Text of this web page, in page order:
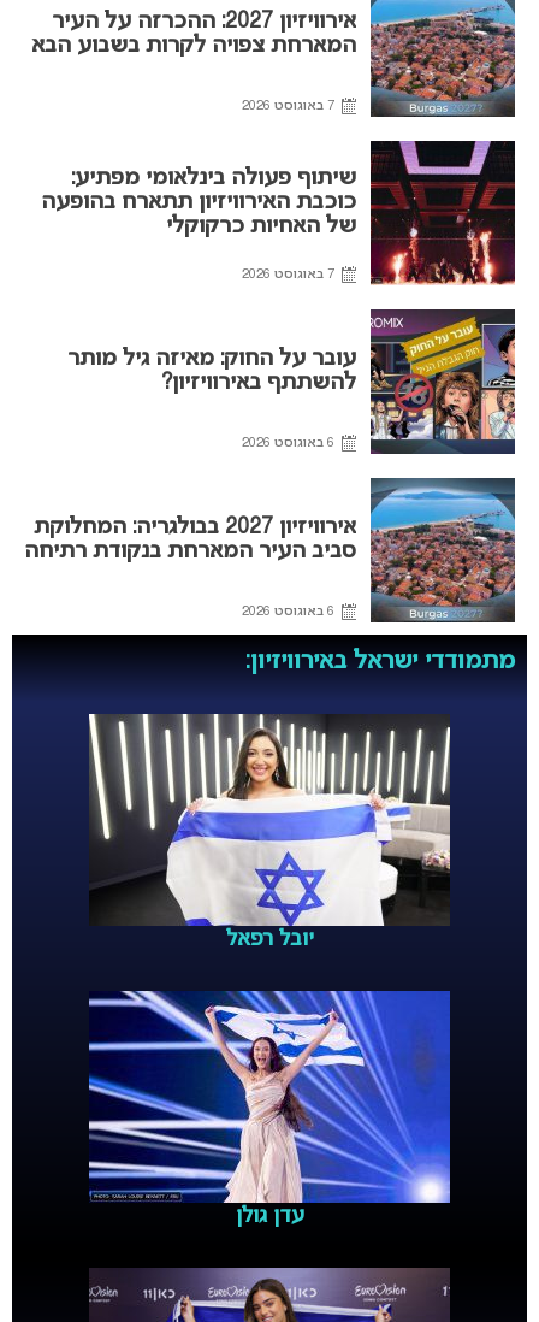
אירוויזיון 2027: ההכרזה על העיר
המארחת צפויה לקרות בשבוע הבא
7 באוגוסט 2026
שיתוף פעולה בינלאומי מפתיע:
כוכבת האירוויזיון תתארח בהופעה
של האחיות כרקוקלי
7 באוגוסט 2026
עובר על החוק: מאיזה גיל מותר
להשתתף באירוויזיון?
6 באוגוסט 2026
אירוויזיון 2027 בבולגריה: המחלוקת
סביב העיר המארחת בנקודת רתיחה
6 באוגוסט 2026
מתמודדי ישראל באירוויזיון:
יובל רפאל
עדן גולן